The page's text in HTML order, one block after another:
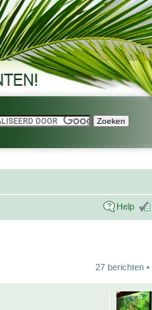
Help
27 berichten •